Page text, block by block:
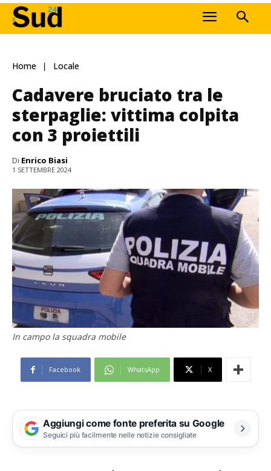
Home Locale
Cadavere bruciato tra le
sterpaglie: vittima colpita
con 3 proiettili
Di Enrico Biasi
1 SETTEMBRE 2024
In campo la squadra mobile
Facebook WhatsApp X
Aggiungi come fonte preferita su Google
Seguici più facilmente nelle notizie consigliate